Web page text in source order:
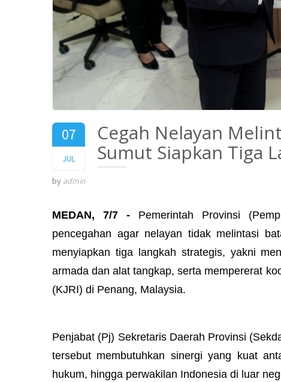
07
JUL
2026
Cegah Nelayan
Sumut Siapkan Tiga
by admin
MEDAN, 7/7 -
Pemerintah Provinsi
pencegahan agar nelayan tidak melintasi
menyiapkan tiga langkah strategis, yakni
armada dan alat tangkap, serta mempererat
(KJRI) di Penang, Malaysia.
Penjabat (Pj) Sekretaris Daerah Provinsi
tersebut membutuhkan sinergi yang kuat
hukum, hingga perwakilan Indonesia di luar